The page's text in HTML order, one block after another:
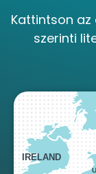
Kattintson
szerinti
IRELAND